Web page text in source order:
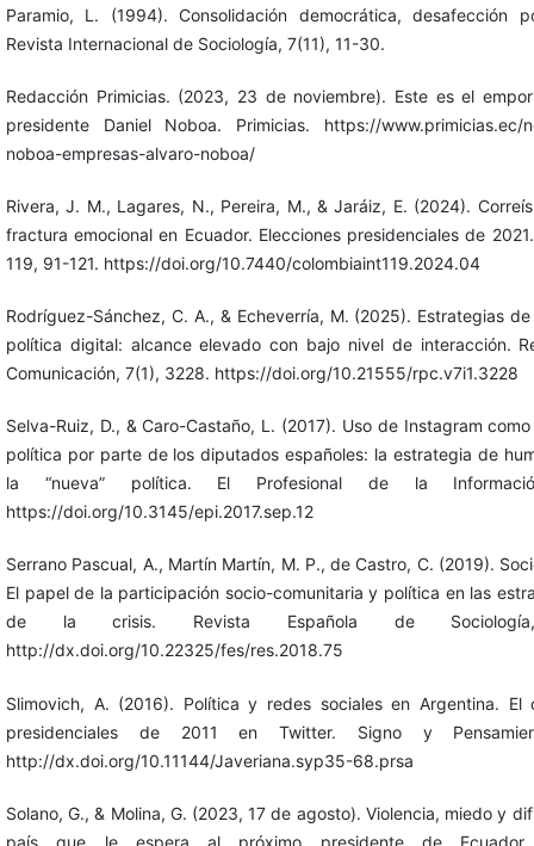
Paramio, L. (1994). Consolidación democrática, desafección
Revista Internacional de Sociología, 7(11), 11-30.
Redacción Primicias. (2023, 23 de noviembre). Este es el
presidente Daniel Noboa. Primicias. https://www.primicias.ec/
noboa-empresas-alvaro-noboa/
Rivera, J. M., Lagares, N., Pereira, M., & Jaráiz, E. (2024).
fractura emocional en Ecuador. Elecciones presidenciales de
119, 91-121. https://doi.org/10.7440/colombiaint119.2024.04
Rodríguez-Sánchez, C. A., & Echeverría, M. (2025). Estrategias
política digital: alcance elevado con bajo nivel de interacción.
Comunicación, 7(1), 3228. https://doi.org/10.21555/rpc.v7i1.3228
Selva-Ruiz, D., & Caro-Castaño, L. (2017). Uso de Instagram
política por parte de los diputados españoles: la estrategia de
la “nueva” política. El Profesional de la
https://doi.org/10.3145/epi.2017.sep.12
Serrano Pascual, A., Martín Martín, M. P., de Castro, C. (2019).
El papel de la participación socio-comunitaria y política en las
de la crisis. Revista Española de
http://dx.doi.org/10.22325/fes/res.2018.75
Slimovich, A. (2016). Política y redes sociales en Argentina.
presidenciales de 2011 en Twitter. Signo y
http://dx.doi.org/10.11144/Javeriana.syp35-68.prsa
Solano, G., & Molina, G. (2023, 17 de agosto). Violencia, miedo y
país que le espera al próximo presidente de Ecuador.